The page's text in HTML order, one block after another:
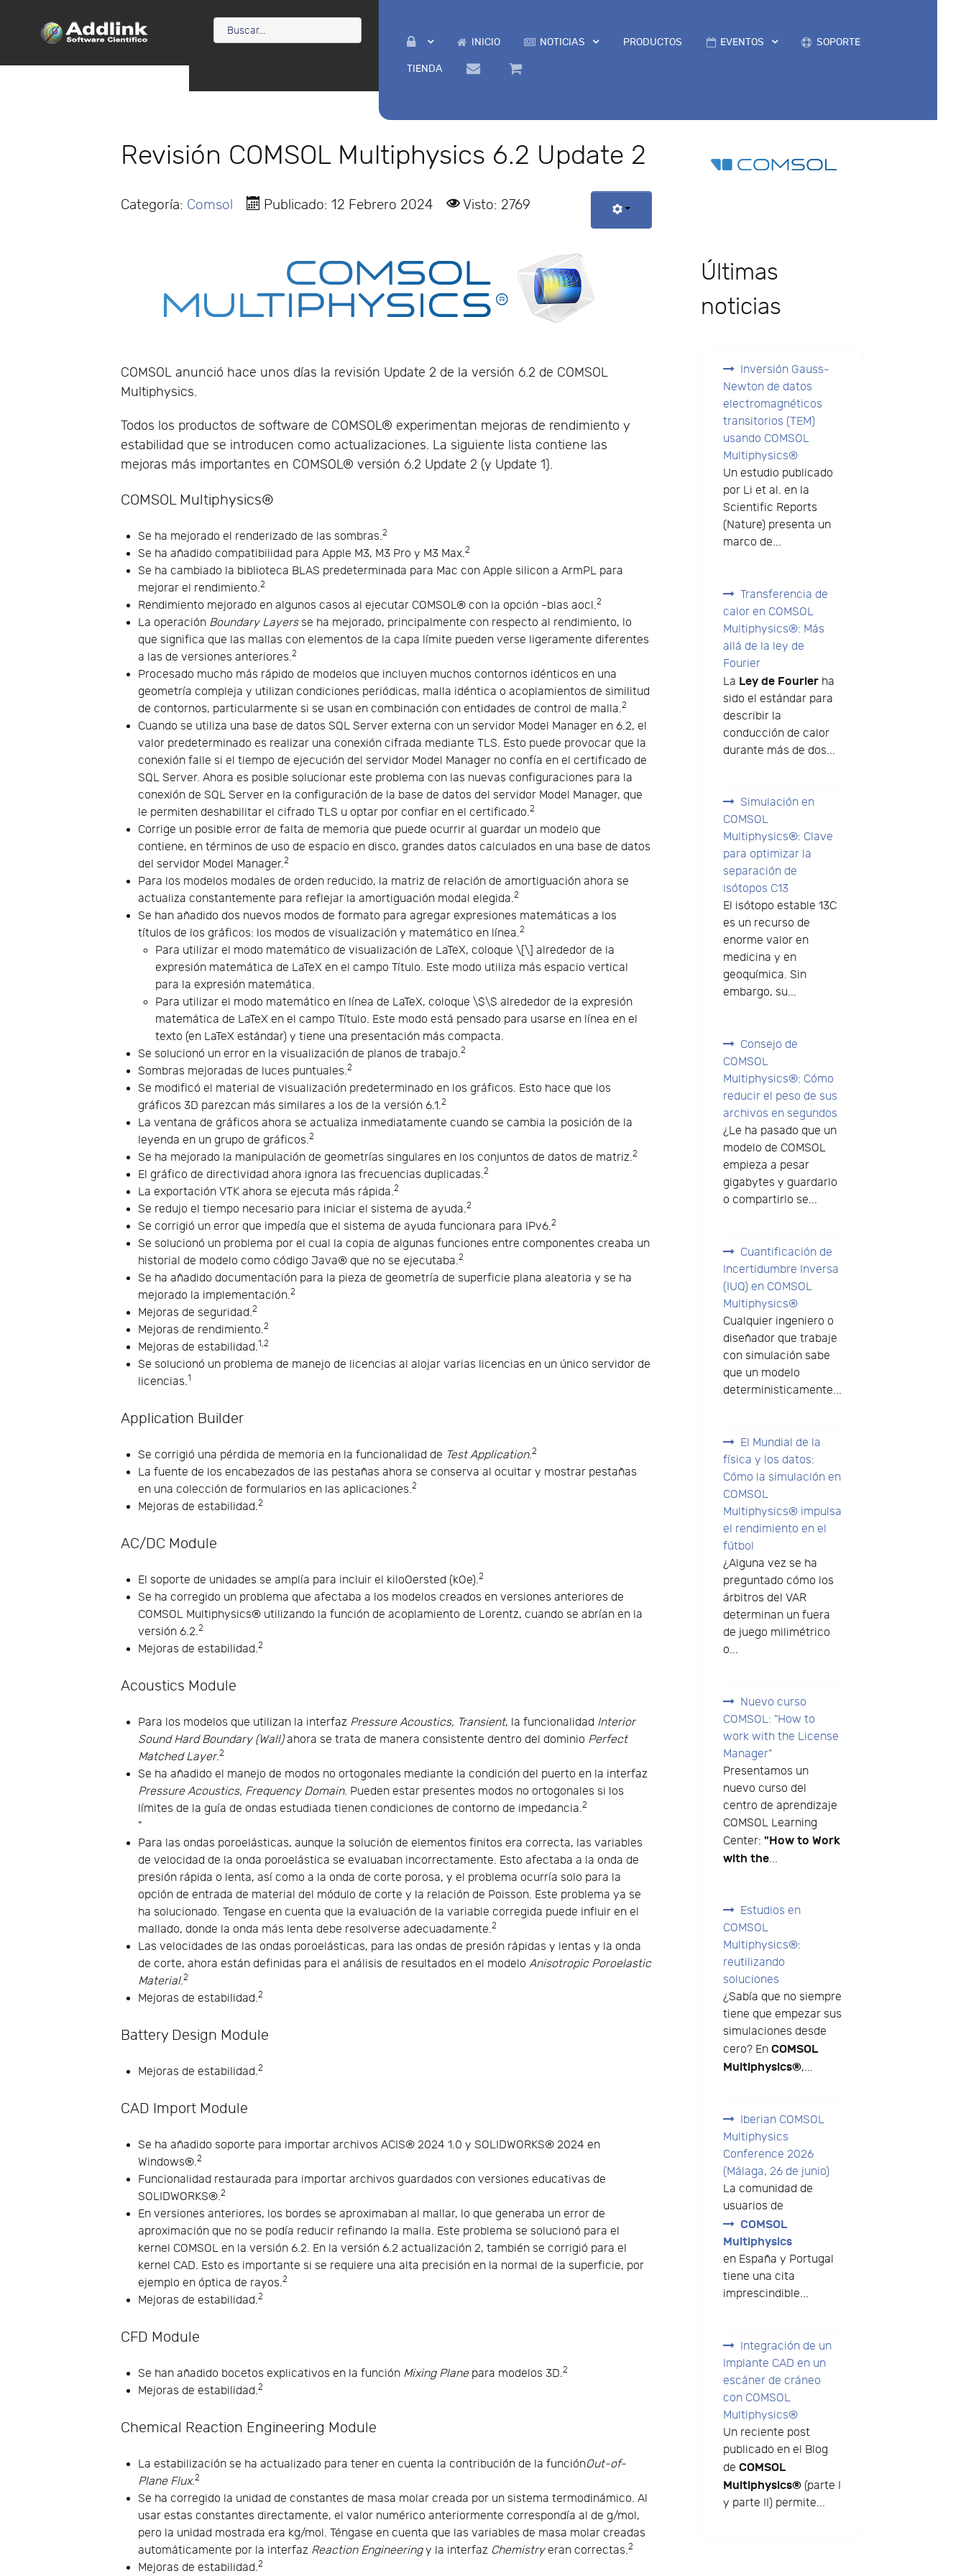
INICIO NOTICIAS PRODUCTOS EVENTOS SOPORTE
TIENDA
Revisión COMSOL Multiphysics 6.2 Update 2
Categoría: Comsol Publicado: 12 Febrero 2024 Visto: 2769
COMSOL anunció hace unos días la revisión Update 2 de la versión 6.2 de COMSOL
Multiphysics.
Todos los productos de software de COMSOL® experimentan mejoras de rendimiento y
estabilidad que se introducen como actualizaciones. La siguiente lista contiene las
mejoras más importantes en COMSOL® versión 6.2 Update 2 (y Update 1).
COMSOL Multiphysics®
Se ha mejorado el renderizado de las sombras.2
Se ha añadido compatibilidad para Apple M3, M3 Pro y M3 Max.2
Se ha cambiado la biblioteca BLAS predeterminada para Mac con Apple silicon a ArmPL para
mejorar el rendimiento.2
Rendimiento mejorado en algunos casos al ejecutar COMSOL® con la opción -blas aocl.2
La operación Boundary Layersse ha mejorado, principalmente con respecto al rendimiento, lo
que significa que las mallas con elementos de la capa límite pueden verse ligeramente diferentes
a las de versiones anteriores.2
Procesado mucho más rápido de modelos que incluyen muchos contornos idénticos en una
geometría compleja y utilizan condiciones periódicas, malla idéntica o acoplamientos de similitud
de contornos, particularmente si se usan en combinación con entidades de control de malla.2
Cuando se utiliza una base de datos SQL Server externa con un servidor Model Manager en 6.2, el
valor predeterminado es realizar una conexión cifrada mediante TLS. Esto puede provocar que la
conexión falle si el tiempo de ejecución del servidor Model Manager no confía en el certificado de
SQL Server. Ahora es posible solucionar este problema con las nuevas configuraciones para la
conexión de SQL Server en la configuración de la base de datos del servidor Model Manager, que
le permiten deshabilitar el cifrado TLS u optar por confiar en el certificado.2
Corrige un posible error de falta de memoria que puede ocurrir al guardar un modelo que
contiene, en términos de uso de espacio en disco, grandes datos calculados en una base de datos
del servidor Model Manager.2
Para los modelos modales de orden reducido, la matriz de relación de amortiguación ahora se
actualiza constantemente para reflejar la amortiguación modal elegida.2
Se han añadido dos nuevos modos de formato para agregar expresiones matemáticas a los
títulos de los gráficos: los modos de visualización y matemático en línea.2
Para utilizar el modo matemático de visualización de LaTeX, coloque \[\] alrededor de la
expresión matemática de LaTeX en el campo Título. Este modo utiliza más espacio vertical
para la expresión matemática.
Para utilizar el modo matemático en línea de LaTeX, coloque \$\$ alrededor de la expresión
matemática de LaTeX en el campo Título. Este modo está pensado para usarse en línea en el
texto (en LaTeX estándar) y tiene una presentación más compacta.
Se solucionó un error en la visualización de planos de trabajo.2
Sombras mejoradas de luces puntuales.2
Se modificó el material de visualización predeterminado en los gráficos. Esto hace que los
gráficos 3D parezcan más similares a los de la versión 6.1.2
La ventana de gráficos ahora se actualiza inmediatamente cuando se cambia la posición de la
leyenda en un grupo de gráficos.2
Se ha mejorado la manipulación de geometrías singulares en los conjuntos de datos de matriz.2
El gráfico de directividad ahora ignora las frecuencias duplicadas.2
La exportación VTK ahora se ejecuta más rápida.2
Se redujo el tiempo necesario para iniciar el sistema de ayuda.2
Se corrigió un error que impedía que el sistema de ayuda funcionara para IPv6.2
Se solucionó un problema por el cual la copia de algunas funciones entre componentes creaba un
historial de modelo como código Java® que no se ejecutaba.2
Se ha añadido documentación para la pieza de geometría de superficie plana aleatoria y se ha
mejorado la implementación.2
Mejoras de seguridad.2
Mejoras de rendimiento.2
Mejoras de estabilidad.1,2
Se solucionó un problema de manejo de licencias al alojar varias licencias en un único servidor de
licencias.1
Application Builder
Se corrigió una pérdida de memoria en la funcionalidad de Test Application.2
La fuente de los encabezados de las pestañas ahora se conserva al ocultar y mostrar pestañas
en una colección de formularios en las aplicaciones.2
Mejoras de estabilidad.2
AC/DC Module
El soporte de unidades se amplía para incluir el kiloOersted (kOe).2
Se ha corregido un problema que afectaba a los modelos creados en versiones anteriores de
COMSOL Multiphysics® utilizando la función de acoplamiento de Lorentz, cuando se abrían en la
versión 6.2.2
Mejoras de estabilidad.2
Acoustics Module
Para los modelos que utilizan la interfaz Pressure Acoustics, Transient, la funcionalidad Interior
Sound Hard Boundary (Wall)ahora se trata de manera consistente dentro del dominio Perfect
Matched Layer.2
Se ha añadido el manejo de modos no ortogonales mediante la condición del puerto en la interfaz
Pressure Acoustics, Frequency Domain. Pueden estar presentes modos no ortogonales si los
límites de la guía de ondas estudiada tienen condiciones de contorno de impedancia.2
"
Para las ondas poroelásticas, aunque la solución de elementos finitos era correcta, las variables
de velocidad de la onda poroelástica se evaluaban incorrectamente. Esto afectaba a la onda de
presión rápida o lenta, así como a la onda de corte porosa, y el problema ocurría solo para la
opción de entrada de material del módulo de corte y la relación de Poisson. Este problema ya se
ha solucionado. Tengase en cuenta que la evaluación de la variable corregida puede influir en el
mallado, donde la onda más lenta debe resolverse adecuadamente.2
Las velocidades de las ondas poroelásticas, para las ondas de presión rápidas y lentas y la onda
de corte, ahora están definidas para el análisis de resultados en el modeloAnisotropic Poroelastic
Material.2
Mejoras de estabilidad.2
Battery Design Module
Mejoras de estabilidad.2
CAD Import Module
Se ha añadido soporte para importar archivos ACIS® 2024 1.0 y SOLIDWORKS® 2024 en
Windows®.2
Funcionalidad restaurada para importar archivos guardados con versiones educativas de
SOLIDWORKS®.2
En versiones anteriores, los bordes se aproximaban al mallar, lo que generaba un error de
aproximación que no se podía reducir refinando la malla. Este problema se solucionó para el
kernel COMSOL en la versión 6.2. En la versión 6.2 actualización 2, también se corrigió para el
kernel CAD. Esto es importante si se requiere una alta precisión en la normal de la superficie, por
ejemplo en óptica de rayos.2
Mejoras de estabilidad.2
CFD Module
Se han añadido bocetos explicativos en la función Mixing Planepara modelos 3D.2
Mejoras de estabilidad.2
Chemical Reaction Engineering Module
La estabilización se ha actualizado para tener en cuenta la contribución de la funciónOut-of-
Plane Flux.2
Se ha corregido la unidad de constantes de masa molar creada por un sistema termodinámico. Al
usar estas constantes directamente, el valor numérico anteriormente correspondía al de g/mol,
pero la unidad mostrada era kg/mol. Téngase en cuenta que las variables de masa molar creadas
automáticamente por la interfaz Reaction Engineeringy la interfaz Chemistryeran correctas.2
Mejoras de estabilidad.2
Últimas
noticias
Inversión Gauss-
Newton de datos
electromagnéticos
transitorios (TEM)
usando COMSOL
Multiphysics®
Un estudio publicado
por Li et al. en la
Scientific Reports
(Nature) presenta un
marco de...
Transferencia de
calor en COMSOL
Multiphysics®: Más
allá de la ley de
Fourier
La Ley de Fourierha
sido el estándar para
describir la
conducción de calor
durante más de dos...
Simulación en
COMSOL
Multiphysics®: Clave
para optimizar la
separación de
isótopos C13
El isótopo estable 13C
es un recurso de
enorme valor en
medicina y en
geoquímica. Sin
embargo, su...
Consejo de
COMSOL
Multiphysics®: Cómo
reducir el peso de sus
archivos en segundos
¿Le ha pasado que un
modelo de COMSOL
empieza a pesar
gigabytes y guardarlo
o compartirlo se...
Cuantificación de
Incertidumbre Inversa
(IUQ) en COMSOL
Multiphysics®
Cualquier ingeniero o
diseñador que trabaje
con simulación sabe
que un modelo
deterministicamente...
El Mundial de la
física y los datos:
Cómo la simulación en
COMSOL
Multiphysics® impulsa
el rendimiento en el
fútbol
¿Alguna vez se ha
preguntado cómo los
árbitros del VAR
determinan un fuera
de juego milimétrico
o...
Nuevo curso
COMSOL: "How to
work with the License
Manager"
Presentamos un
nuevo curso del
centro de aprendizaje
COMSOL Learning
Center: "How to Work
with the...
Estudios en
COMSOL
Multiphysics®:
reutilizando
soluciones
¿Sabía que no siempre
tiene que empezar sus
simulaciones desde
cero? EnCOMSOL
Multiphysics®,...
Iberian COMSOL
Multiphysics
Conference 2026
(Málaga, 26 de junio)
La comunidad de
usuarios de
COMSOL
Multiphysics
en España y Portugal
tiene una cita
imprescindible...
Integración de un
Implante CAD en un
escáner de cráneo
con COMSOL
Multiphysics®
Un reciente post
publicado en el Blog
de COMSOL
Multiphysics®(parte I
y parte II) permite...